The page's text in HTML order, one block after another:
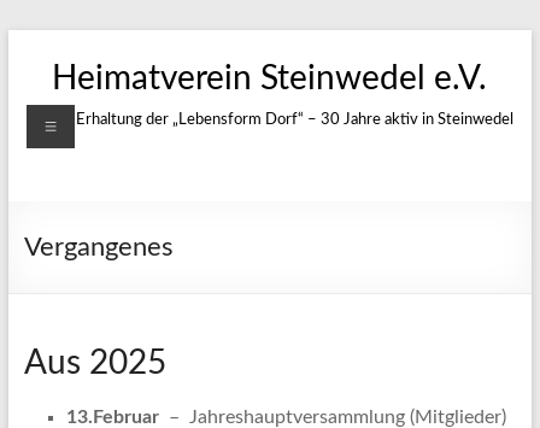
Inhalt
springenHeimatverein Steinwedel e.V.
Für die Erhaltung der „Lebensform Dorf“ – 30 Jahre aktiv in Steinwedel
Menü
Vergangenes
Aus 2025
13.Februar– Jahreshauptversammlung (Mitglieder)